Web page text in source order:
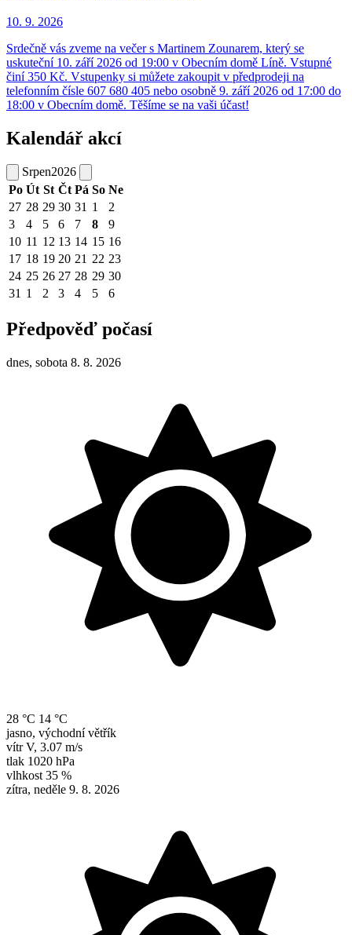
10. 9. 2026
Srdečně vás zveme na večer s Martinem Zounarem, který se
uskuteční 10. září 2026 od 19:00 v Obecním domě Líně. Vstupné
činí 350 Kč. Vstupenky si můžete zakoupit v předprodeji na
telefonním čísle 607 680 405 nebo osobně 9. září 2026 od 17:00 do
18:00 v Obecním domě. Těšíme se na vaši účast!
Kalendář akcí
Srpen2026
Po Út St Čt Pá So Ne
27 28 29 30 31 1
2
3
4 5 6 7 8
9
10 11 12 13 14 15 16
17 18 19 20 21 22 23
24 25 26 27 28 29 30
31 1 2 3 4 5 6
Předpověď počasí
dnes, sobota 8. 8. 2026
28 °C 14 °C
jasno, východní větřík
vítr V, 3.07 m/s
tlak 1020 hPa
vlhkost 35 %
zítra, neděle 9. 8. 2026